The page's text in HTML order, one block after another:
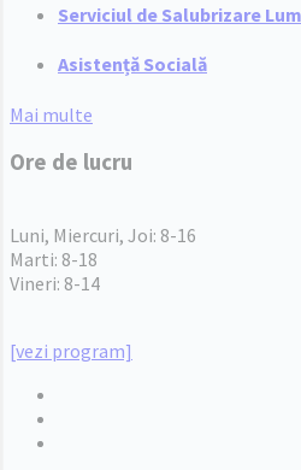
Serviciul de Salubrizare
Asistență Socială
Mai multe
Ore de lucru
Luni, Miercuri, Joi: 8-16
Marti: 8-18
Vineri: 8-14
[vezi program]